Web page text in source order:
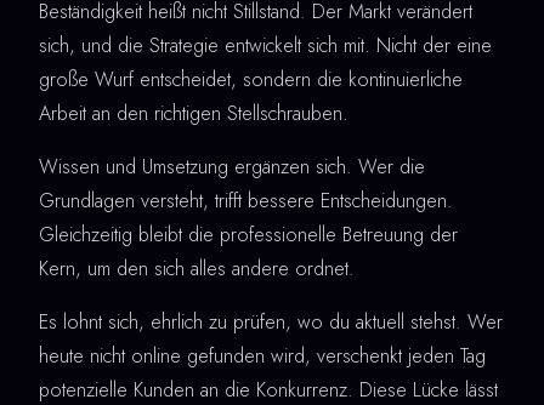
Beständigkeit heißt nicht Stillstand. Der Markt verändert
sich, und die Strategie entwickelt sich mit. Nicht der eine
große Wurf entscheidet, sondern die kontinuierliche
Arbeit an den richtigen Stellschrauben.
Wissen und Umsetzung ergänzen sich. Wer die
Grundlagen versteht, trifft bessere Entscheidungen.
Gleichzeitig bleibt die professionelle Betreuung der
Kern, um den sich alles andere ordnet.
Es lohnt sich, ehrlich zu prüfen, wo du aktuell stehst. Wer
heute nicht online gefunden wird, verschenkt jeden Tag
potenzielle Kunden an die Konkurrenz. Diese Lücke lässt